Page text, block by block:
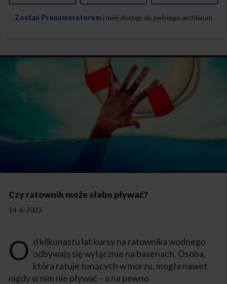
Zostań Prenumeratorem i miej dostęp do pełnego archiwum
Czy ratownik może słabo pływać?
14-6-2023
O d kilkunastu lat kursy na ratownika wodnego
odbywają się wyłącznie na basenach. Osoba,
która ratuje tonących w morzu, mogła nawet
nigdy w nim nie pływać – a na pewno